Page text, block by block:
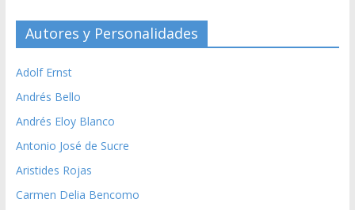
Autores y Personalidades
Adolf Ernst
Andrés Bello
Andrés Eloy Blanco
Antonio José de Sucre
Aristides Rojas
Carmen Delia Bencomo